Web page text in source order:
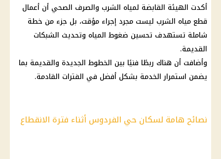
أكدت الهيئة القابضة لمياه الشرب والصرف الصحي أن أعمال
قطع مياه الشرب ليست مجرد إجراء مؤقت، بل جزء من خطة
شاملة تستهدف تحسين ضغوط المياه وتحديث الشبكات
القديمة.
وأضافت أن هناك ربطًا فنيًا بين الخطوط الجديدة والقديمة بما
يضمن استمرار الخدمة بشكل أفضل في الفترات القادمة.
نصائح هامة لسكان حي الفردوس أثناء فترة الانقطاع